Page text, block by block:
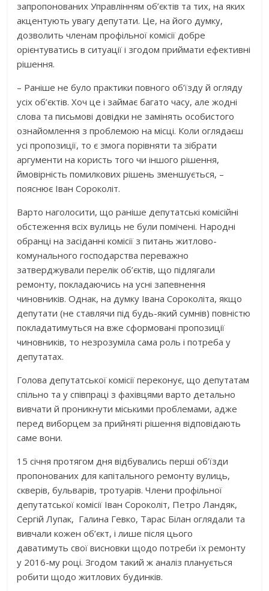
запропонованих Управлінням об’єктів та тих, на яких
акцентують увагу депутати. Це, на його думку,
дозволить членам профільної комісії добре
орієнтуватись в ситуації і згодом приймати ефективні
рішення.
– Раніше не було практики повного об’їзду й огляду
усіх об’єктів. Хоч це і займає багато часу, але жодні
слова та письмові довідки не замінять особистого
ознайомлення з проблемою на місці. Коли оглядаєш
усі пропозиції, то є змога порівняти та зібрати
аргументи на користь того чи іншого рішення,
ймовірність помилкових рішень зменшується, –
пояснює Іван Сороколіт.
Варто наголосити, що раніше депутатські комісійні
обстеження всіх вулиць не були помічені. Народні
обранці на засіданні комісії з питань житлово-
комунального господарства переважно
затверджували перелік об’єктів, що підлягали
ремонту, покладаючись на усні запевнення
чиновників. Однак, на думку Івана Сороколіта, якщо
депутати (не ставлячи під будь-який сумнів) повністю
покладатимуться на вже сформовані пропозиції
чиновників, то незрозуміла сама роль і потреба у
депутатах.
Голова депутатської комісії переконує, що депутатам
спільно та у співпраці з фахівцями варто детально
вивчати й проникнути міськими проблемами, адже
перед виборцем за прийняті рішення відповідають
саме вони.
15 січня протягом дня відбувались перші об’їзди
пропонованих для капітального ремонту вулиць,
скверів, бульварів, тротуарів. Члени профільної
депутатської комісії Іван Сороколіт, Петро Ландяк,
Сергій Лупак, Галина Гевко, Тарас Білан оглядали та
вивчали кожен об’єкт, і лише після цього
даватимуть свої висновки щодо потреби їх ремонту
у 2016-му році. Згодом такий ж аналіз планується
робити щодо житлових будинків.